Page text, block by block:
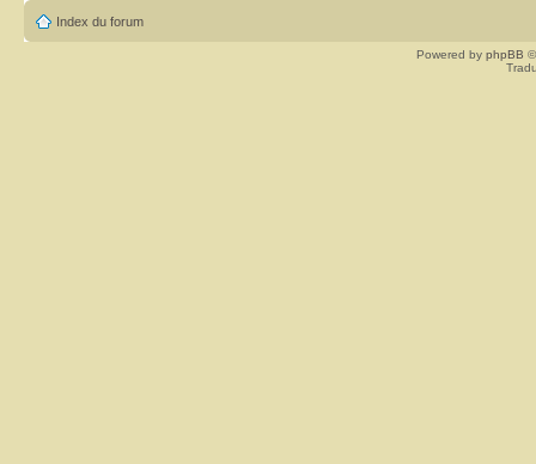
Index du forum
Powered by phpBB